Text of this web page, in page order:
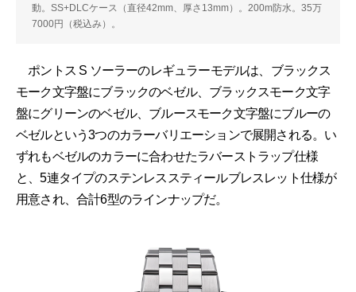
動。SS+DLCケース（直径42mm、厚さ13mm）。200m防水。35万
7000円（税込み）。
ポントス S ソーラーのレギュラーモデルは、ブラックス
モーク文字盤にブラックのベゼル、ブラックスモーク文字
盤にグリーンのベゼル、ブルースモーク文字盤にブルーの
ベゼルという3つのカラーバリエーションで展開される。い
ずれもベゼルのカラーに合わせたラバーストラップ仕様
と、5連タイプのステンレススティールブレスレット仕様が
用意され、合計6型のラインナップだ。